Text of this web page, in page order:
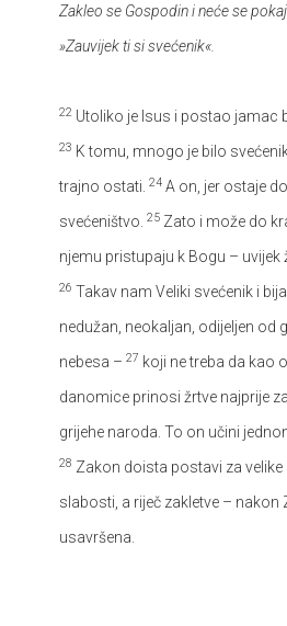
Zakleo se Gospodin i neće se
»Zauvijek ti si svećenik«.
22 Utoliko je Isus i postao jamac
23 K tomu, mnogo je bilo
trajno ostati. 24 A on, jer ostaje
svećeništvo. 25 Zato i može do
njemu pristupaju k Bogu – uvijek
26 Takav nam Veliki svećenik i
nedužan, neokaljan, odijeljen od
nebesa – 27 koji ne treba da kao
danomice prinosi žrtve najprije
grijehe naroda. To on učini
28 Zakon doista postavi za
slabosti, a riječ zakletve – nakon
usavršena.